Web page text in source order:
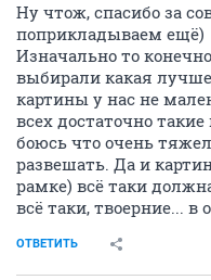
Ну чтож, спасибо за
поприкладываем ещё)
Изначально то
выбирали какая
картины у нас не
всех достаточно
боюсь что очень
развешать. Да и
рамке) всё таки
всё таки, твоерние...
ОТВЕТИТЬ